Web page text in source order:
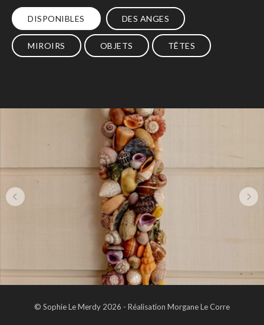
DISPONIBLES DES ANGES
MIROIRS OBJETS TÊTES
© Sophie Le Merdy 2026 - Réalisation Morgane Le Corre